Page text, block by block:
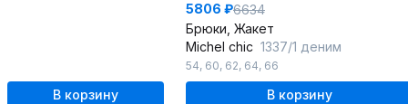
В корзину
5806 ₽6634
Брюки, Жакет
Michel chic 1337/1 деним
54, 60, 62, 64, 66
В корзину